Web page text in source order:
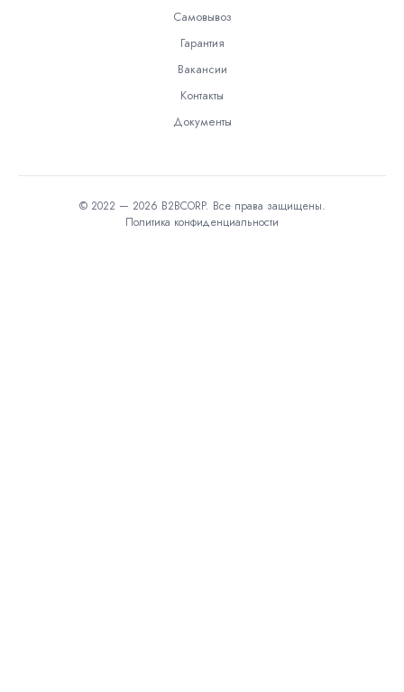
Самовывоз
Гарантия
Вакансии
Контакты
Документы
© 2022 — 2026 B2BCORP. Все права защищены.
Политика конфиденциальности